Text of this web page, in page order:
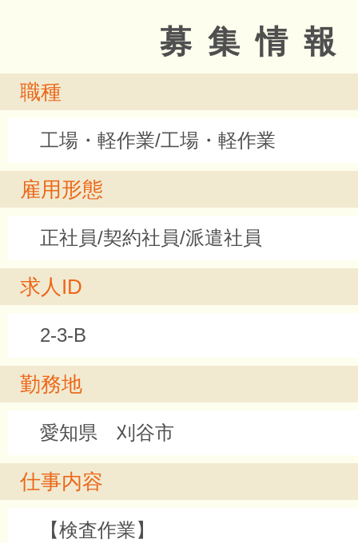
募集情報
職種
工場・軽作業/工場・軽作業
雇用形態
正社員/契約社員/派遣社員
求人ID
2-3-B
勤務地
愛知県 刈谷市
仕事内容
【検査作業】